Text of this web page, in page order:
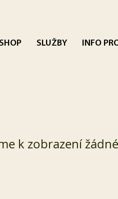
SLUŽBY INFO
k zobrazení